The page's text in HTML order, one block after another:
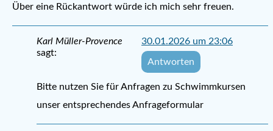
Über eine Rückantwort würde ich mich sehr freuen.
Karl Müller-Provence
sagt:
30.01.2026 um 23:06
Bitte nutzen Sie für Anfragen zu Schwimmkursen
unser entsprechendes Anfrageformular
Antworten